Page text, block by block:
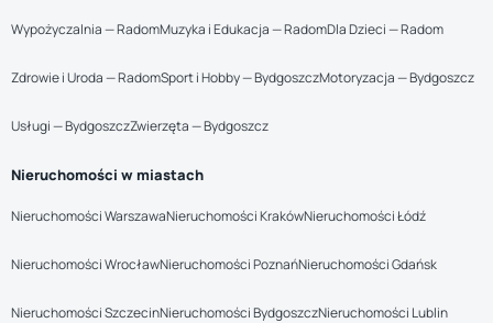
Wypożyczalnia — RadomMuzyka i Edukacja — RadomDla Dzieci — Radom
Zdrowie i Uroda — RadomSport i Hobby — BydgoszczMotoryzacja — Bydgoszcz
Usługi — BydgoszczZwierzęta — Bydgoszcz
Nieruchomości w miastach
Nieruchomości WarszawaNieruchomości KrakówNieruchomości Łódź
Nieruchomości WrocławNieruchomości PoznańNieruchomości Gdańsk
Nieruchomości SzczecinNieruchomości BydgoszczNieruchomości Lublin